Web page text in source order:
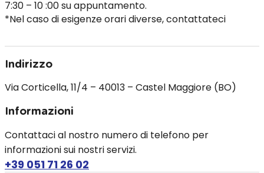
7:30 – 10 :00 su appuntamento.
*Nel caso di esigenze orari diverse, contattateci
Indirizzo
Via Corticella, 11/4 – 40013 – Castel Maggiore (BO)
Informazioni
Contattaci al nostro numero di telefono per
informazioni sui nostri servizi.
+39 051 71 26 02